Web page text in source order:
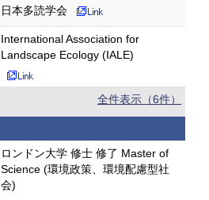
日本多読学会
International Association for
Landscape Ecology (IALE)
全件表示（6件）
ロンドン大学 修士 修了 Master of
Science (環境政策、環境配慮型社
会)